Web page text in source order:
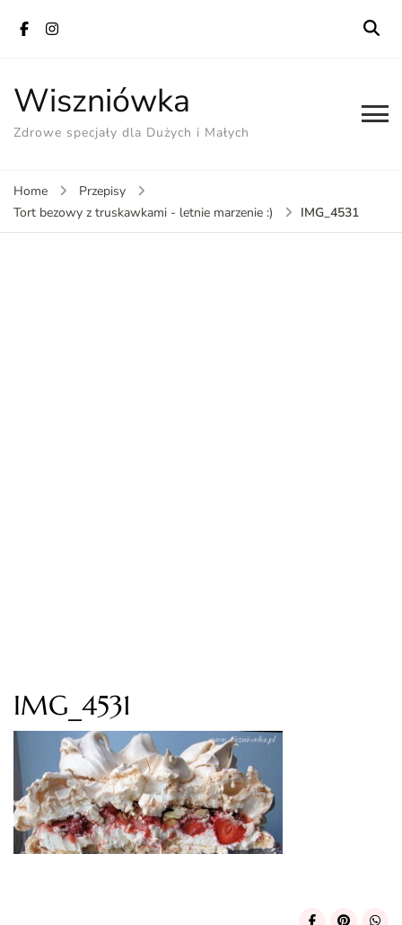
Wiszniówka
Zdrowe specjały dla Dużych i Małych
Home
Przepisy
Tort bezowy z truskawkami - letnie marzenie :)
IMG_4531
IMG_4531